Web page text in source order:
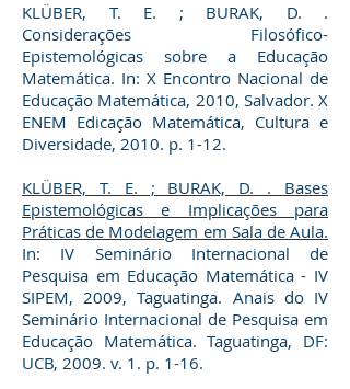
KLÜBER, T. E. ; BURAK, D. .
Considerações Filosófico-
Epistemológicas sobre a Educação
Matemática. In: X Encontro Nacional de
Educação Matemática, 2010, Salvador. X
ENEM Edicação Matemática, Cultura e
Diversidade, 2010. p. 1-12.
KLÜBER, T. E. ; BURAK, D. . Bases
Epistemológicas e Implicações para
Práticas de Modelagem em Sala de Aula.
In: IV Seminário Internacional de
Pesquisa em Educação Matemática - IV
SIPEM, 2009, Taguatinga. Anais do IV
Seminário Internacional de Pesquisa em
Educação Matemática. Taguatinga, DF:
UCB, 2009. v. 1. p. 1-16.